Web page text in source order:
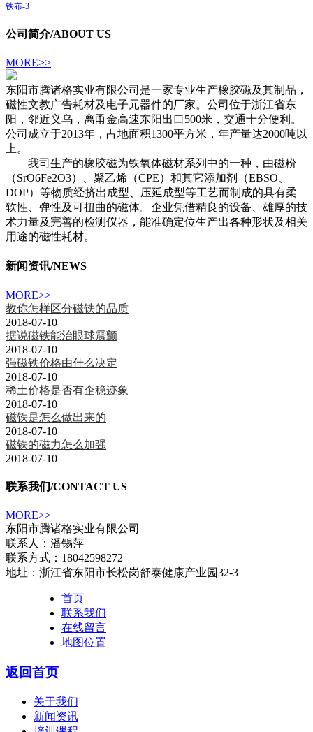
铁布-3
公司简介/ABOUT US
MORE>>
东阳市腾诸格实业有限公司是一家专业生产橡胶磁及其制品，
磁性文教广告耗材及电子元器件的厂家。公司位于浙江省东
阳，邻近义乌，离甬金高速东阳出口500米，交通十分便利。
公司成立于2013年，占地面积1300平方米，年产量达2000吨以
上。
我司生产的橡胶磁为铁氧体磁材系列中的一种，由磁粉
（SrO6Fe2O3）、聚乙烯（CPE）和其它添加剂（EBSO、
DOP）等物质经挤出成型、压延成型等工艺而制成的具有柔
软性、弹性及可扭曲的磁体。企业凭借精良的设备、雄厚的技
术力量及完善的检测仪器，能准确定位生产出各种形状及相关
用途的磁性耗材。
新闻资讯/NEWS
MORE>>
教你怎样区分磁铁的品质
2018-07-10
据说磁铁能治眼球震颤
2018-07-10
强磁铁价格由什么决定
2018-07-10
稀土价格是否有企稳迹象
2018-07-10
磁铁是怎么做出来的
2018-07-10
磁铁的磁力怎么加强
2018-07-10
联系我们/CONTACT US
MORE>>
东阳市腾诸格实业有限公司
联系人：潘锡萍
联系方式：18042598272
地址：浙江省东阳市长松岗舒泰健康产业园32-3
首页
联系我们
在线留言
地图位置
返回首页
关于我们
新闻资讯